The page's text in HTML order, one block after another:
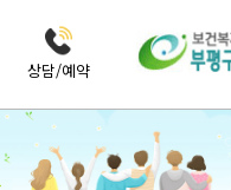
상담/예약